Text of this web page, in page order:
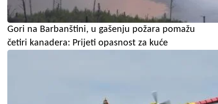
Gori na Barbanštini, u gašenju požara pomažu
četiri kanadera: Prijeti opasnost za kuće